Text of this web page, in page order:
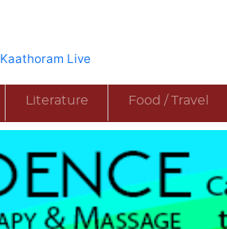
Kaathoram Live
Literature Food / Travel